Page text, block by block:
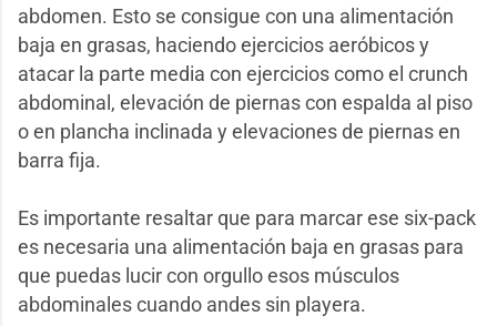
abdomen. Esto se consigue con una alimentación
baja en grasas, haciendo ejercicios aeróbicos y
atacar la parte media con ejercicios como el crunch
abdominal, elevación de piernas con espalda al piso
o en plancha inclinada y elevaciones de piernas en
barra fija.
Es importante resaltar que para marcar ese six-pack
es necesaria una alimentación baja en grasas para
que puedas lucir con orgullo esos músculos
abdominales cuando andes sin playera.